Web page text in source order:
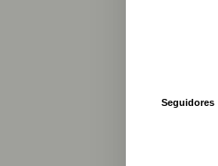
Seguidores